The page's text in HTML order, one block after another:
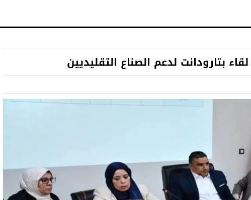
بتارودانت لدعم الصناع التقليديين